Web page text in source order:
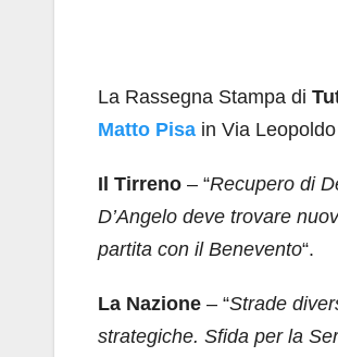
La Rassegna Stampa di
Matto Pisa in Via
Il Tirreno – “Recupero di
D’Angelo deve trovare
partita con il Benevento“.
La Nazione – “Strade
strategiche. Sfida per la